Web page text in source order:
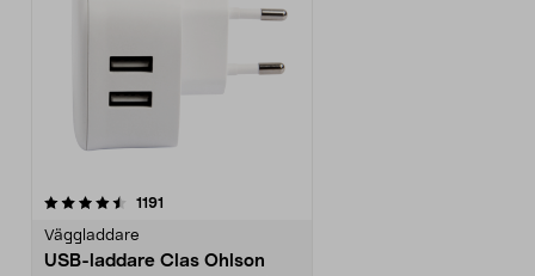
1191
Väggladdare
USB-laddare Clas Ohlson